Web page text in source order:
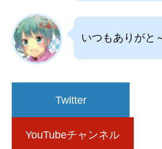
いつもありがと
Twitter
YouTubeチャンネル